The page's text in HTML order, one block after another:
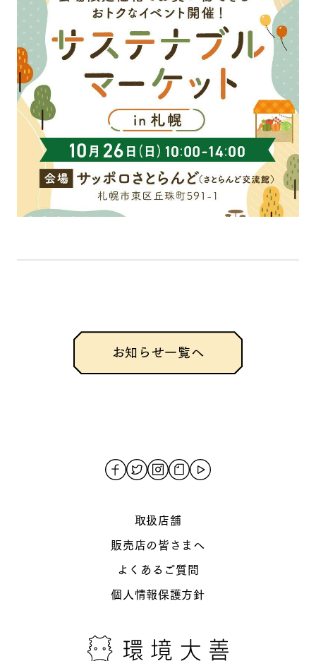
お知らせ一覧へ
取扱店舗
販売店の皆さまへ
よくあるご質問
個人情報保護方針